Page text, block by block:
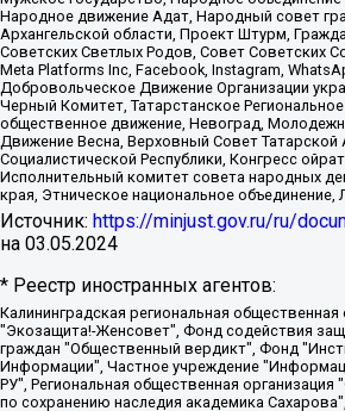
Народное движение Адат, Народный совет
Архангельской области, Проект Штурм,
Советских Светлых Родов, Совет Советских
Meta Platforms Inc, Facebook, Instagram,
Добровольческое Движение Организации
Черный Комитет, Татарстанское
общественное движение, Невоград,
Движение Весна, Верховный Совет
Социалистической Республики, Конгресс
Исполнительный комитет совета народных
края, Этническое национальное
Источник: https://minjust.gov.ru/ru/
на 03.05.2024
* Реестр иностранных агентов:
Калининградская региональная общественная организация "Экозащита!-Женсовет", Фонд содействия защите прав и свобод граждан "Общественный вердикт", Фонд "Институт Развития Свободы Информации", Частное учреждение "Информационное агентство МЕМО. РУ", Региональная общественная организация "Общественная комиссия по сохранению наследия академика Сахарова", Фонд поддержки свободы прессы, Санкт-Петербургская общественная правозащитная организация "Гражданский контроль", Межрегиональная общественная организация "Информационно-просветительский центр "Мемориал", Региональный Фонд "Центр Защиты Прав Средств Массовой Информации", с 05.12.2023 Фонд "Центр Защиты Прав Средств массовой информации", Региональная общественная благотворительная организация помощи беженцам и мигрантам "Гражданское содействие", Негосударственное образовательное учреждение дополнительного профессионального образования (повышение квалификации) специалистов "АКАДЕМИЯ ПО ПРАВАМ ЧЕЛОВЕКА", Свердловская региональная общественная организация "Сутяжник", Автономная некоммерческая организация "Центр независимых социологических исследований", Союз общественных объединений "Российский исследовательский центр по правам человека", Региональное общественное учреждение научно-информационный центр "МЕМОРИАЛ", Некоммерческая организация "Фонд защиты гласности", Автономная некоммерческая организация "Институт прав человека", Городская общественная организация "Екатеринбургское общество "МЕМОРИАЛ", Городская общественная организация "Рязанское историко-просветительское и правозащитное общество "Мемориал" (Рязанский Мемориал), Челябинский региональный орган общественной самодеятельности – женское общественное объединение "Женщины Евразии", Челябинский региональный орган общественной самодеятельности "Уральская правозащитная группа", Фонд содействия защите здоровья и социальной справедливости имени Андрея Рылькова, Автономная Некоммерческая Организация "Аналитический Центр Юрия Левады", Автономная некоммерческая организация социальной поддержки населения "Проект Апрель", Региональная общественная организация помощи женщинам и детям, находящимся в кризисной ситуации "Информационно-методический центр "Анна", Фонд содействия развитию массовых коммуникаций и правовому просвещению "Так-так-Так", Фонд содействия устойчивому развитию "Серебряная тайга", Свердловский региональный общественный фонд социальных проектов "Новое время", "Idel.Реалии", Кавказ.Реалии, Крым.Реалии, Телеканал Настоящее Время, Татаро-башкирская служба Радио Свобода (Azatliq Radiosi), Радио Свободная Европа/Радио Свобода (PCE/PC), "Сибирь.Реалии", "Фактограф", Благотворительный фонд помощи осужденным и их семьям, Автономная некоммерческая организация "Институт глобализации и социальных движений", Фонд "В защиту прав заключенных", Частное учреждение "Центр поддержки и содействия развитию средств массовой информации", Пензенский региональный общественный благотворительный фонд "Гражданский союз", "Север.Реалии", Некоммерческая организация Фонд "Правовая инициатива", Общество с ограниченной ответственностью "Радио Свободная Европа/Радио Свобода", Чешское информационное агентство "MEDIUM-ORIENT", Красноярская региональная общественная организация "Мы против СПИДа", Камалягин Денис Николаевич, Маркелов Сергей Евгеньевич, Пономарев Лев Александрович, Савицкая Людмила Алексеевна, Автономная некоммерческая организация "Центр по работе с проблемой насилия "НАСИЛИЮ.НЕТ", Межрегиональный профессиональный союз работников здравоохранения "Альянс врачей", Юридическое лицо, зарегистрированное в Латвийской Республике, SIA "Medusa Project" (регистрационный номер 40103797863, дата регистрации 10.06.2014), Некоммерческая организация "Фонд по борьбе с коррупцией", Автономная некоммерческая организация "Институт права и публичной политики", Баданин Роман Сергеевич, Гликин Максим Александрович, Железнова Мария Михайловна, Лукьянова Юлия Сергеевна, Маетная Елизавета Витальевна, Маняхин Петр Борисович, Чуракова Ольга Владимировна, Ярош Юлия Петровна, Юридическое лицо "The Insider SIA", зарегистрированное в Риге, Латвийская Республика (дата регистрации 26.06.2015), являющееся администратором доменного имени интернет-издания "The Insider SIA", https://theins.ru, Постернак Алексей Евгеньевич, Рубин Михаил Аркадьевич, Анин Роман Александрович, Юридическое лицо Istories fonds, зарегистрированное в Латвийской Республике (регистрационный номер 50008295751, дата регистрации 24.02.2020), Великовский Дмитрий Александрович, Долинина Ирина Николаевна, Мароховская Алеся Алексеевна, Шлейнов Роман Юрьевич, Шмагун Олеся Валентиновна, Общество с ограниченной ответственностью "Альтаир 2021", Общество с ограниченной ответственностью "Вега 2021", Общество с ограниченной ответственностью "Главный редактор 2021", Общество с ограниченной ответственностью "Ромашки монолит", Важенков Артем Валерьевич, Ивановская областная общественная организация "Центр гендерных исследований", Гурман Юрий Альбертович, Медиапроект "ОВД-Инфо", Егоров Владимир Владимирович, Жилинский Владимир Александрович, Общество с ограниченной ответственностью "ЗП", Иванова София Юрьевна, Карезина Инна Павловна, Кильтау Екатерина Викторовна, Петров Алексей Викторович, Пискунов Сергей Евгеньевич, Смирнов Сергей Сергеевич, Тихонов Михаил Сергеевич, Общество с ограниченной ответственностью "ЖУРНАЛИСТ-ИНОСТРАННЫЙ АГЕНТ", Арапова Галина Юрьевна, Вольтская Татьяна Анатольевна, Американская компания "Mason G.E.S. Anonymous Foundation" (США), являющаяся владельцем интернет-издания https://mnews.world/, Компания "Stichting Bellingcat", зарегистрированная в Нидерландах (дата регистрации 11.07.2018), Захаров Андрей Вячеславович, Клепиковская Екатерина Дмитриевна, Общество с ограниченной ответственностью "МЕМО", Перл Роман Александрович, Симонов Евгений Алексеевич, Соловьева Елена Анатольевна, Сотников Даниил Владимирович, Сурначева Елизавета Дмитриевна, Автономная некоммерческая организация по защите прав человека и информированию населения "Якутия – Наше Мнение", Общество с ограниченной ответственностью "Москоу диджитал медиа", с 26.01.2023 Общество с ограниченной ответственностью "Чайка Белые сады", Ветошкина Валерия Валерьевна, Заговора Максим Александрович, Межрегиональное общественное движение "Российская ЛГБТ - сеть", Оленичев Максим Владимирович, Павлов Иван Юрьевич, Скворцова Елена Сергеевна, Общество с ограниченной ответственностью "Как бы инагент", Кочетков Игорь Викторович, Общество с ограниченной ответственностью "Честные выборы", Еланчик Олег Александрович, Общество с ограниченной ответственностью "Нобелевский призыв", Гималова Регина Эмилевна, Григорьев Андрей Валерьевич, Григорьева Алина Александровна, Ассоциация по содействию защите прав призывников, альтернативнослужащих и военнослужащих "Правозащитная группа "Гражданин.Армия.Право", Хисамова Регина Фаритовна, Автономная некоммерческая организация по реализации социально-правовых программ "Лилит", Дальневосточное общественное движение "Маяк", Санкт-Петербургская ЛГБТ-инициативная группа "Выход", Инициативная группа ЛГБТ+ "Реверс", Алексеев Андрей Викторович, Бекбулатова Таисия Львовна, Беляев Иван Михайлович, Владыкина Елена Сергеевна, Гельман Марат Александрович, Никульшина Вероника Юрьевна, Толоконникова Надежда Андреевна, Шендерович Виктор Анатольевич, Общество с ограниченной ответственностью "Данное сообщение", Общество с ограниченной ответственностью Издательский дом "Новая глава", Айнбиндер Александра Александровна, Московский комьюнити-центр для ЛГБТ+инициатив, Благотворительный фонд развития филантропии, Deutsche Welle (Германия, Kurt-Schumacher-Strasse 3, 53113 Bonn), Борзунова Мария Михайловна, Воробьев Виктор Викторович, Голубева Анна Львовна, Константинова Алла Михайловна, Малкова Ирина Владимировна, Мурадов Мурад Абдулгалимович, Осетинская Елизавета Николаевна, Понасенков Евгений Николаевич, Ганапольский Матвей Юрьевич,